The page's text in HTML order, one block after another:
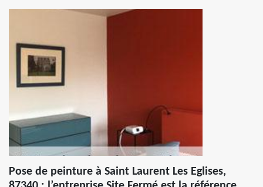
Pose de peinture à Saint Laurent Les Eglises,